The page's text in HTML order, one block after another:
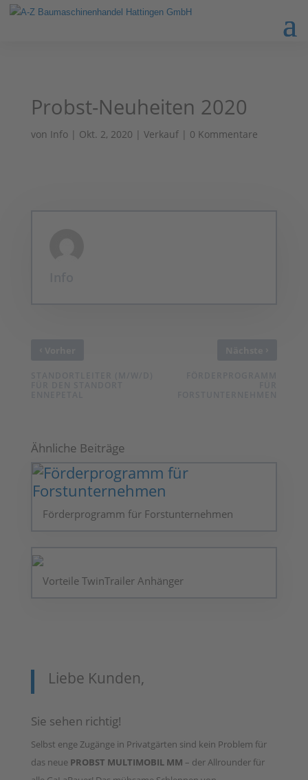
Probst-Neuheiten 2020
von Info| Okt. 2, 2020 | Verkauf| 0 Kommentare
Ähnliche Beiträge
Förderprogramm für Forstunternehmen
Vorteile TwinTrailer Anhänger
Liebe Kunden,
Sie sehen richtig!
Selbst enge Zugänge in Privatgärten sind kein Problem für
das neue PROBST MULTIMOBIL MM – der Allrounder für